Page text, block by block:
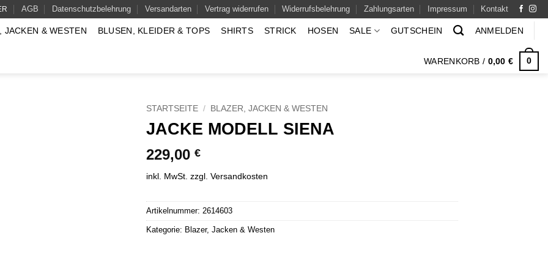
AGB Datenschutzbelehrung Versandarten Vertrag widerrufen Widerrufsbelehrung Zahlungsarten Impressum Kontakt
JACKEN & WESTEN BLUSEN, KLEIDER & TOPS SHIRTS STRICK HOSEN SALE GUTSCHEIN ANMELDEN
WARENKORB / 0,00€ 0
STARTSEITE / BLAZER, JACKEN & WESTEN
JACKE MODELL SIENA
229,00 €
inkl. MwSt. zzgl. Versandkosten
Artikelnummer: 2614603
Kategorie: Blazer, Jacken & Westen